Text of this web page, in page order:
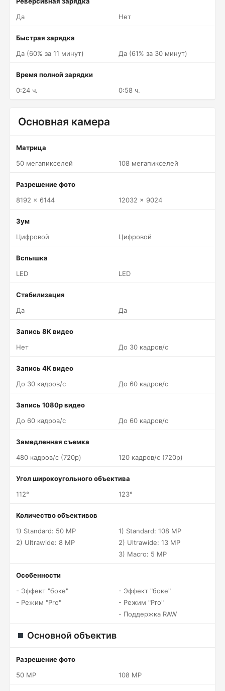
Да
Нет
Быстрая зарядка
Да (60% за 11 минут)
Да (61% за 30 минут)
Время полной зарядки
0:24 ч.
0:58 ч.
Основная камера
Матрица
50 мегапикселей
108 мегапикселей
Разрешение фото
8192 x 6144
12032 x 9024
Зум
Цифровой
Цифровой
Вспышка
LED
LED
Стабилизация
Да
Да
Запись 8K видео
Нет
До 30 кадров/c
Запись 4K видео
До 30 кадров/c
До 60 кадров/c
Запись 1080p видео
До 60 кадров/c
До 60 кадров/c
Замедленная съемка
480 кадров/c (720p)
120 кадров/c (720p)
Угол широкоугольного объектива
112°
123°
Количество объективов
1) Standard: 50 MP
2) Ultrawide: 8 MP
1) Standard: 108 MP
2) Ultrawide: 13 MP
3) Macro: 5 MP
Особенности
- Эффект "боке"
- Режим "Pro"
- Эффект "боке"
- Режим "Pro"
- Поддержка RAW
Основной объектив
Разрешение фото
50 MP
108 MP